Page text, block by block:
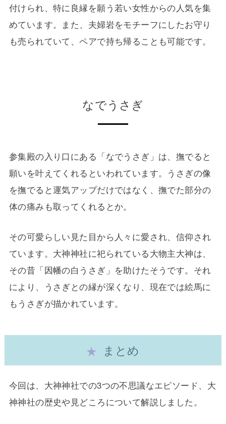
付けられ、特に良縁を願う若い女性からの人気を集
めています。また、夫婦岩をモチーフにしたお守り
も売られていて、ペアで持ち帰ることも可能です。
なでうさぎ
参集殿の入り口にある「なでうさぎ」は、撫でると
願いを叶えてくれるといわれています。うさぎの像
を撫でると運気アップだけではなく、撫でた部分の
体の痛みも取ってくれるとか。
その可愛らしい見た目から人々に愛され、信仰され
ています。大神神社に祀られている大物主大神は、
その昔「因幡の白うさぎ」を助けたそうです。それ
により、うさぎとの縁が深くなり、現在では絵馬に
もうさぎが描かれています。
まとめ
今回は、大神神社での3つの不思議なエピソード、大
神神社の歴史や見どころについて解説しました。